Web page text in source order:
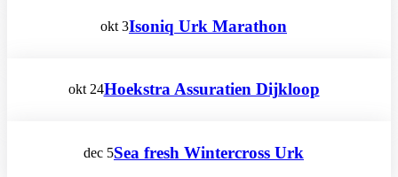
okt 3Isoniq Urk Marathon
okt 24Hoekstra Assuratien Dijkloop
dec 5Sea fresh Wintercross Urk